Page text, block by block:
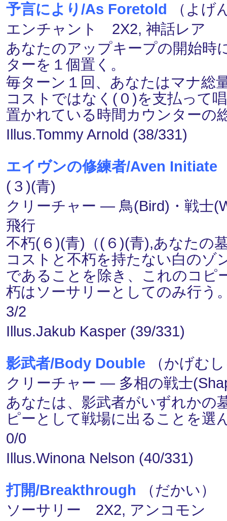
予言により/As Foretold （よげ
エンチャント 2X2, 神話レア
あなたのアップキープの開始時
ターを１個置く。
毎ターン１回、あなたはマナ総
コストではなく(０)を支払って
置かれている時間カウンターの
Illus.Tommy Arnold (38/331)
エイヴンの修練者/Aven Initiate
(３)(青)
クリーチャー ― 鳥(Bird)・戦士
飛行
不朽(６)(青)（(６)(青),あなたの
コストと不朽を持たない白のゾ
であることを除き、これのコピ
朽はソーサリーとしてのみ行う
3/2
Illus.Jakub Kasper (39/331)
影武者/Body Double （かげむ
クリーチャー ― 多相の戦士
あなたは、影武者がいずれかの
ピーとして戦場に出ることを選
0/0
Illus.Winona Nelson (40/331)
打開/Breakthrough （だかい
ソーサリー 2X2, アンコモン